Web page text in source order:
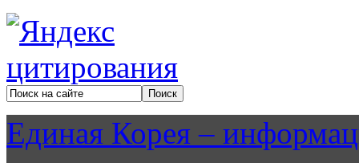
Единая Корея –